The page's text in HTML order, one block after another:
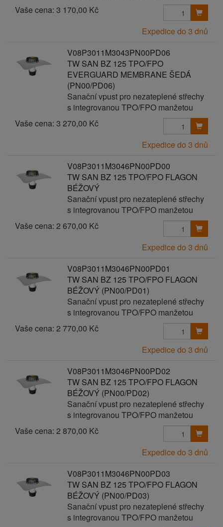
Vaše cena: 3 170,00 Kč
Expedice do 3 dnů
V08P3011M3043PN00PD06
TW SAN BZ 125 TPO/FPO
EVERGUARD MEMBRANE ŠEDÁ
(PN00/PD06)
Sanační vpust pro nezateplené střechy
s integrovanou TPO/FPO manžetou
Vaše cena: 3 270,00 Kč
Expedice do 3 dnů
V08P3011M3046PN00PD00
TW SAN BZ 125 TPO/FPO FLAGON
BÉŽOVÝ
Sanační vpust pro nezateplené střechy
s integrovanou TPO/FPO manžetou
Vaše cena: 2 670,00 Kč
Expedice do 3 dnů
V08P3011M3046PN00PD01
TW SAN BZ 125 TPO/FPO FLAGON
BÉŽOVÝ (PN00/PD01)
Sanační vpust pro nezateplené střechy
s integrovanou TPO/FPO manžetou
Vaše cena: 2 770,00 Kč
Expedice do 3 dnů
V08P3011M3046PN00PD02
TW SAN BZ 125 TPO/FPO FLAGON
BÉŽOVÝ (PN00/PD02)
Sanační vpust pro nezateplené střechy
s integrovanou TPO/FPO manžetou
Vaše cena: 2 870,00 Kč
Expedice do 3 dnů
V08P3011M3046PN00PD03
TW SAN BZ 125 TPO/FPO FLAGON
BÉŽOVÝ (PN00/PD03)
Sanační vpust pro nezateplené střechy
s integrovanou TPO/FPO manžetou